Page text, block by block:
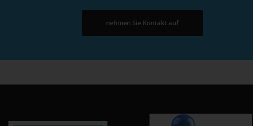
nehmen Sie Kontakt auf